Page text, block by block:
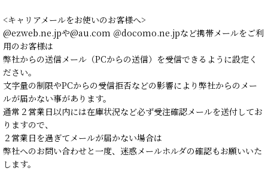
<キャリアメールをお使いのお客様へ>
@ezweb.ne.jpや@au.com ＠docomo.ne.jpなど携帯メールをご利
用のお客様は
弊社からの送信メール（PCからの送信）を受信できるように設定く
ださい。
文字量の制限やPCからの受信拒否などの影響により弊社からのメー
ルが届かない事があります。
通常２営業日以内には在庫状況など必ず受注確認メールを送付してお
りますので、
２営業日を過ぎてメールが届かない場合は
弊社へのお問い合わせと一度、迷惑メールホルダの確認もお願いいた
します。